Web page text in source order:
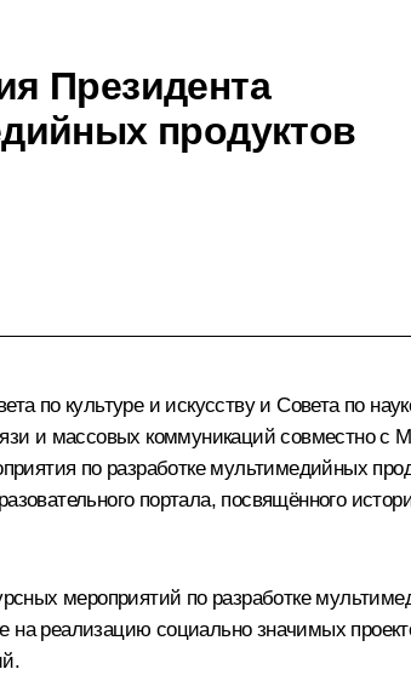
Президента
продуктов
по культуре и искусству и Совета по
и массовых коммуникаций совместно с
по разработке мультимедийных
портала, посвящённого
мероприятий по разработке
реализацию социально значимых